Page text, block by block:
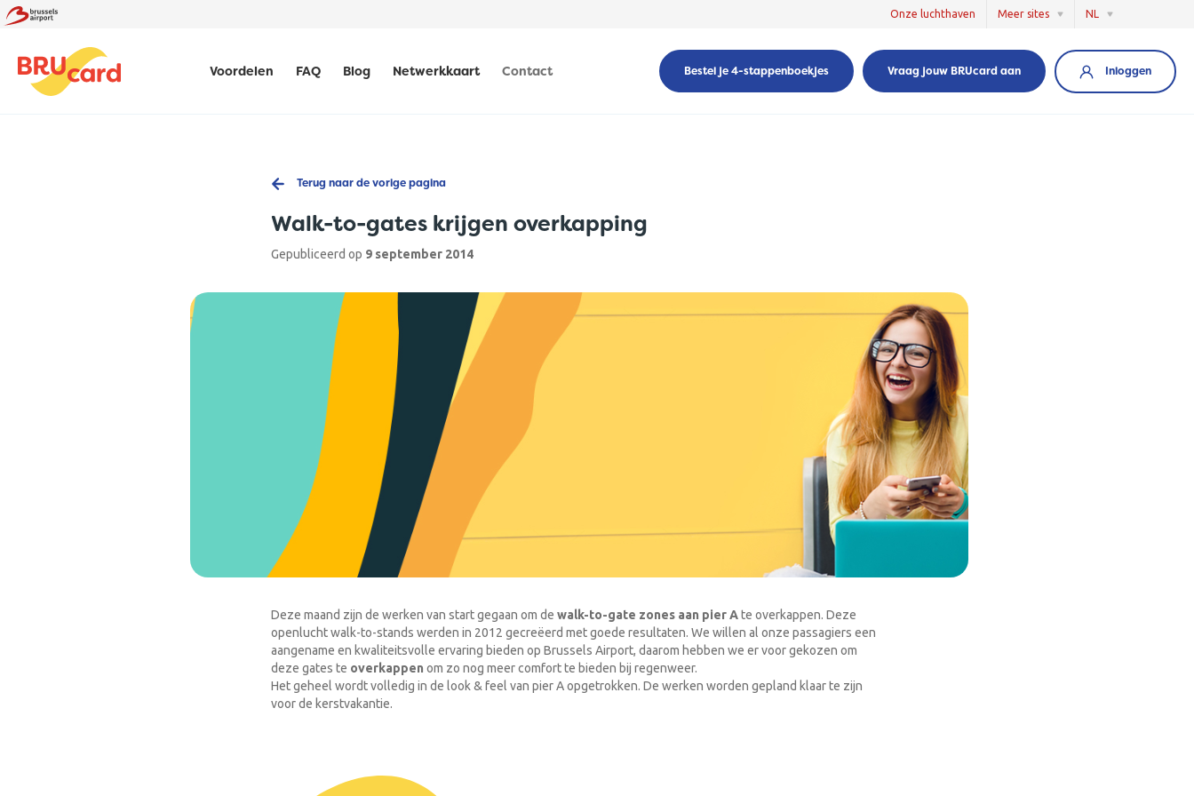
Onze luchthaven Meer sites NL
Voordelen FAQ Blog Netwerkkaart Contact Bestel je 4-stappenboekjes Vraag jouw BRUcard aan Inloggen
Terug naar de vorige pagina
Walk-to-gates krijgen overkapping
Gepubliceerd op 9 september 2014
Deze maand zijn de werken van start gegaan om dewalk-to-gate zones aan pier Ate overkappen. Deze
openlucht walk-to-stands werden in 2012 gecreëerd met goede resultaten. We willen al onze passagiers een
aangename en kwaliteitsvolle ervaring bieden op Brussels Airport, daarom hebben we er voor gekozen om
deze gates te overkappenom zo nog meer comfort te bieden bij regenweer.
Het geheel wordt volledig in de look & feel van pier A opgetrokken. De werken worden gepland klaar te zijn
voor de kerstvakantie.